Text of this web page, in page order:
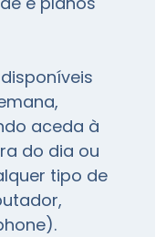
aceda à
do dia ou
tipo de